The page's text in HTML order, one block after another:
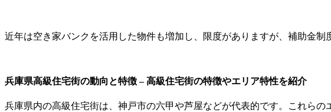
近年は空き家バンクを活用した物件も増加し、限度がありますが、補助金制
兵庫県高級住宅街の動向と特徴 – 高級住宅街の特徴やエリア特性を紹介
兵庫県内の高級住宅街は、神戸市の六甲や芦屋などが代表的です。これら